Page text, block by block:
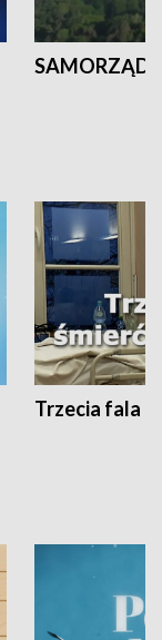
SAMORZĄD
Trzecia fala -